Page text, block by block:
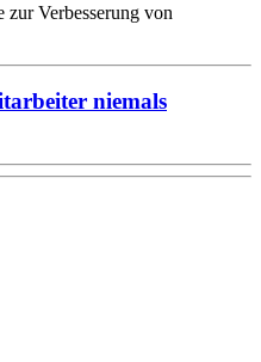
zur Verbesserung von
niemals